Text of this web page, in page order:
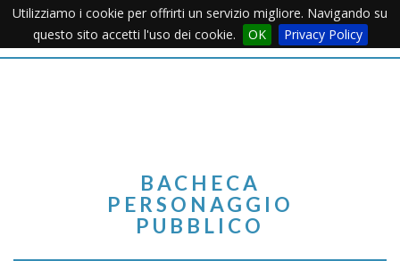
Utilizziamo i cookie per offrirti un servizio migliore. Navigando su
questo sito accetti l'uso dei cookie.
OK Privacy PolicyMenu
BACHECA
PERSONAGGIO
PUBBLICO